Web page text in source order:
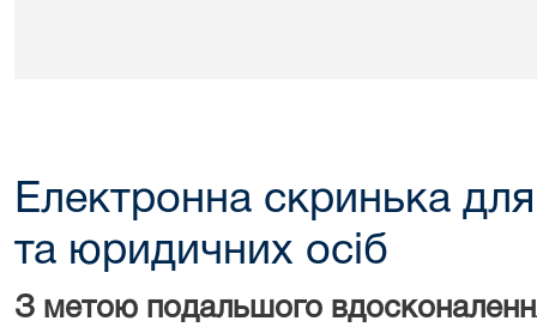
Електронна скринька
та юридичних осіб
З метою подальшого вдосконалення